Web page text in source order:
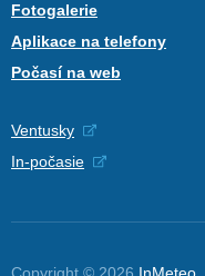
Fotogalerie
Aplikace na telefony
Počasí na web
Ventusky
In-počasie
Copyright © 2026 InMeteo,